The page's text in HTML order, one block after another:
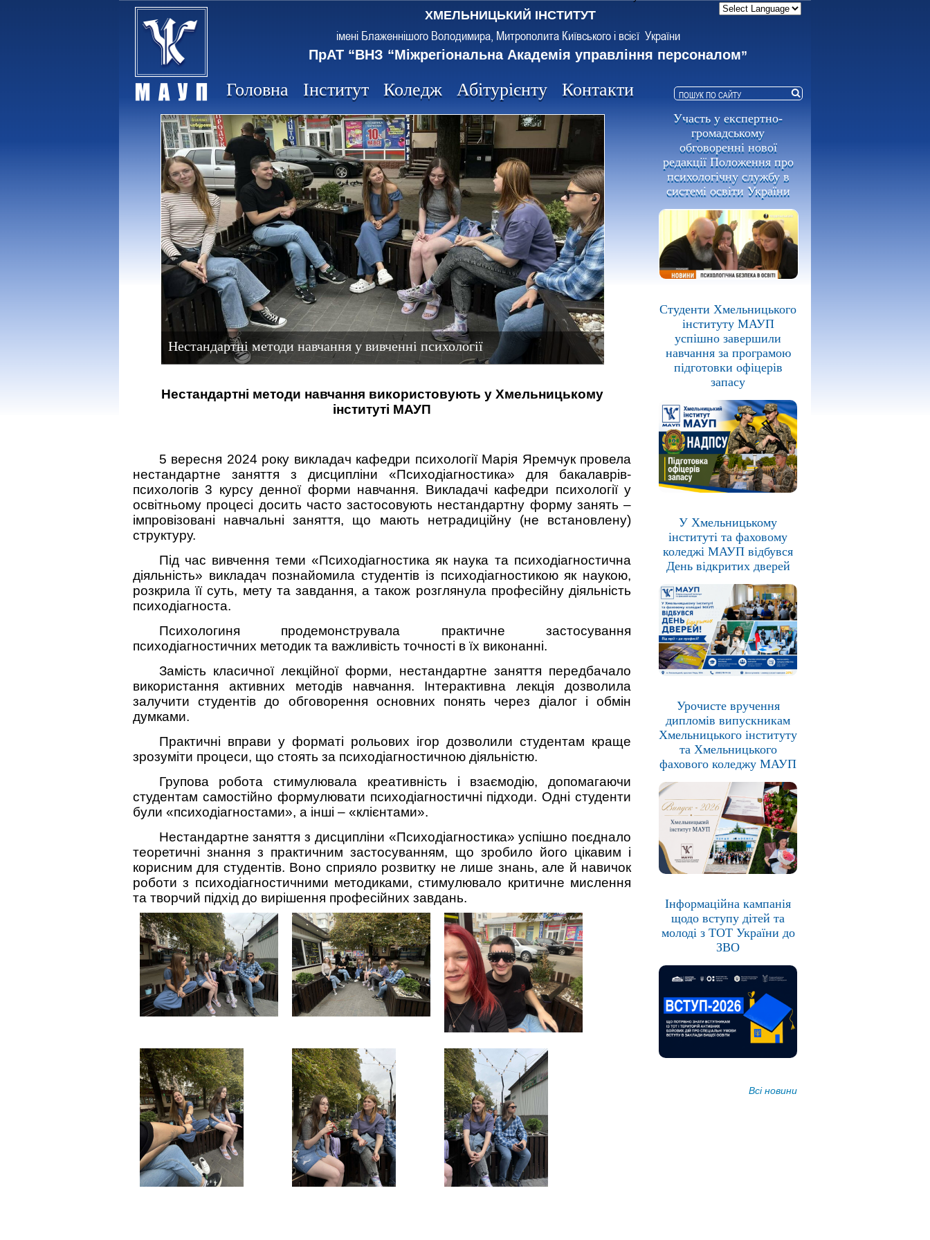
імені Блаженнішого Володимира, Митрополита Київського і всієї України
ХМЕЛЬНИЦЬКИЙ ІНСТИТУТ
ПрАТ “ВНЗ “Міжрегіональна Академія управління персоналом”
Головна Інститут Коледж Абітурієнту Контакти
Нестандартні методи навчання у вивченні психології
Нестандартні методи навчання використовують у Хмельницькому
інституті МАУП
5 вересня 2024 року викладач кафедри психології Марія Яремчук провела
нестандартне заняття з дисципліни «Психодіагностика» для бакалаврів-
психологів 3 курсу денної форми навчання. Викладачі кафедри психології у
освітньому процесі досить часто застосовують нестандартну форму занять –
імпровізовані навчальні заняття, що мають нетрадиційну (не встановлену)
структуру.
Під час вивчення теми «Психодіагностика як наука та психодіагностична
діяльність» викладач познайомила студентів із психодіагностикою як наукою,
розкрила її суть, мету та завдання, а також розглянула професійну діяльність
психодіагноста.
Психологиня продемонструвала практичне застосування
психодіагностичних методик та важливість точності в їх виконанні.
Замість класичної лекційної форми, нестандартне заняття передбачало
використання активних методів навчання. Інтерактивна лекція дозволила
залучити студентів до обговорення основних понять через діалог і обмін
думками.
Практичні вправи у форматі рольових ігор дозволили студентам краще
зрозуміти процеси, що стоять за психодіагностичною діяльністю.
Групова робота стимулювала креативність і взаємодію, допомагаючи
студентам самостійно формулювати психодіагностичні підходи. Одні студенти
були «психодіагностами», а інші – «клієнтами».
Нестандартне заняття з дисципліни «Психодіагностика» успішно поєднало
теоретичні знання з практичним застосуванням, що зробило його цікавим і
корисним для студентів. Воно сприяло розвитку не лише знань, але й навичок
роботи з психодіагностичними методиками, стимулювало критичне мислення
та творчий підхід до вирішення професійних завдань.
Участь у експертно-
громадському
обговоренні нової
редакції Положення про
психологічну службу в
системі освіти України
Студенти Хмельницького
інституту МАУП
успішно завершили
навчання за програмою
підготовки офіцерів
запасу
У Хмельницькому
інституті та фаховому
коледжі МАУП відбувся
День відкритих дверей
Урочисте вручення
дипломів випускникам
Хмельницького інституту
та Хмельницького
фахового коледжу МАУП
Інформаційна кампанія
щодо вступу дітей та
молоді з ТОТ України до
ЗВО
Всі новини